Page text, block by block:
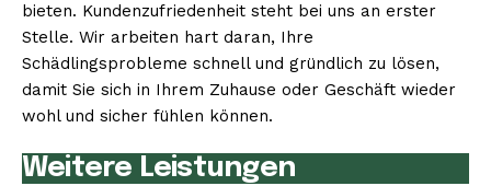
bieten. Kundenzufriedenheit steht bei uns an erster
Stelle. Wir arbeiten hart daran, Ihre
Schädlingsprobleme schnell und gründlich zu lösen,
damit Sie sich in Ihrem Zuhause oder Geschäft wieder
wohl und sicher fühlen können.
Weitere Leistungen